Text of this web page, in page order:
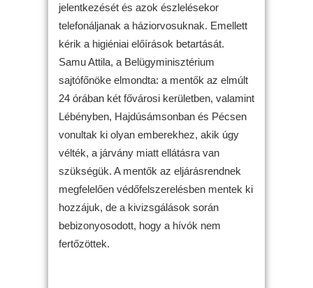
jelentkezését és azok észlelésekor
telefonáljanak a háziorvosuknak. Emellett
kérik a higiéniai előírások betartását.
Samu Attila, a Belügyminisztérium
sajtófőnöke elmondta: a mentők az elmúlt
24 órában két fővárosi kerületben, valamint
Lébényben, Hajdúsámsonban és Pécsen
vonultak ki olyan emberekhez, akik úgy
vélték, a járvány miatt ellátásra van
szükségük. A mentők az eljárásrendnek
megfelelően védőfelszerelésben mentek ki
hozzájuk, de a kivizsgálások során
bebizonyosodott, hogy a hívók nem
fertőzöttek.